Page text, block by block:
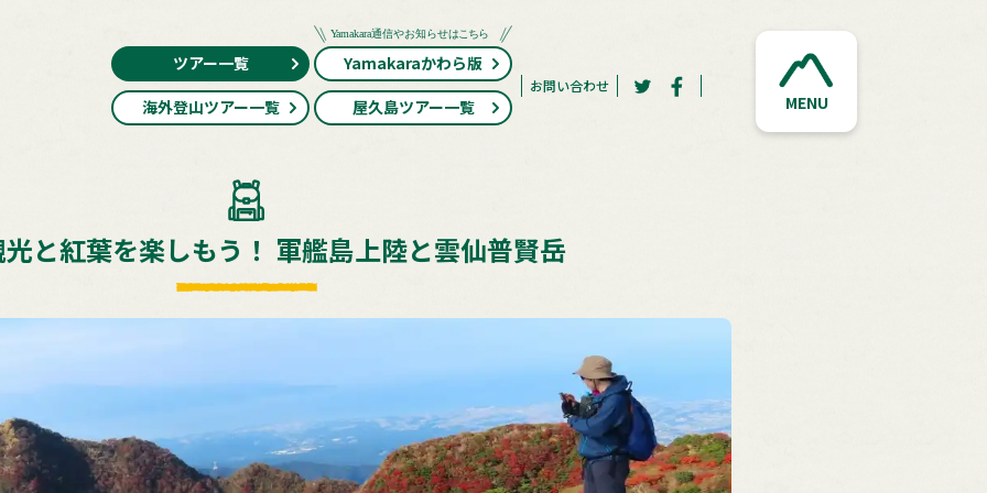
ツアー一覧
Yamakaraかわら版
海外登山ツアー一覧
屋久島ツアー一覧
お問い合わせ
MENU
と紅葉を楽しもう！ 軍艦島上陸と雲仙普賢岳